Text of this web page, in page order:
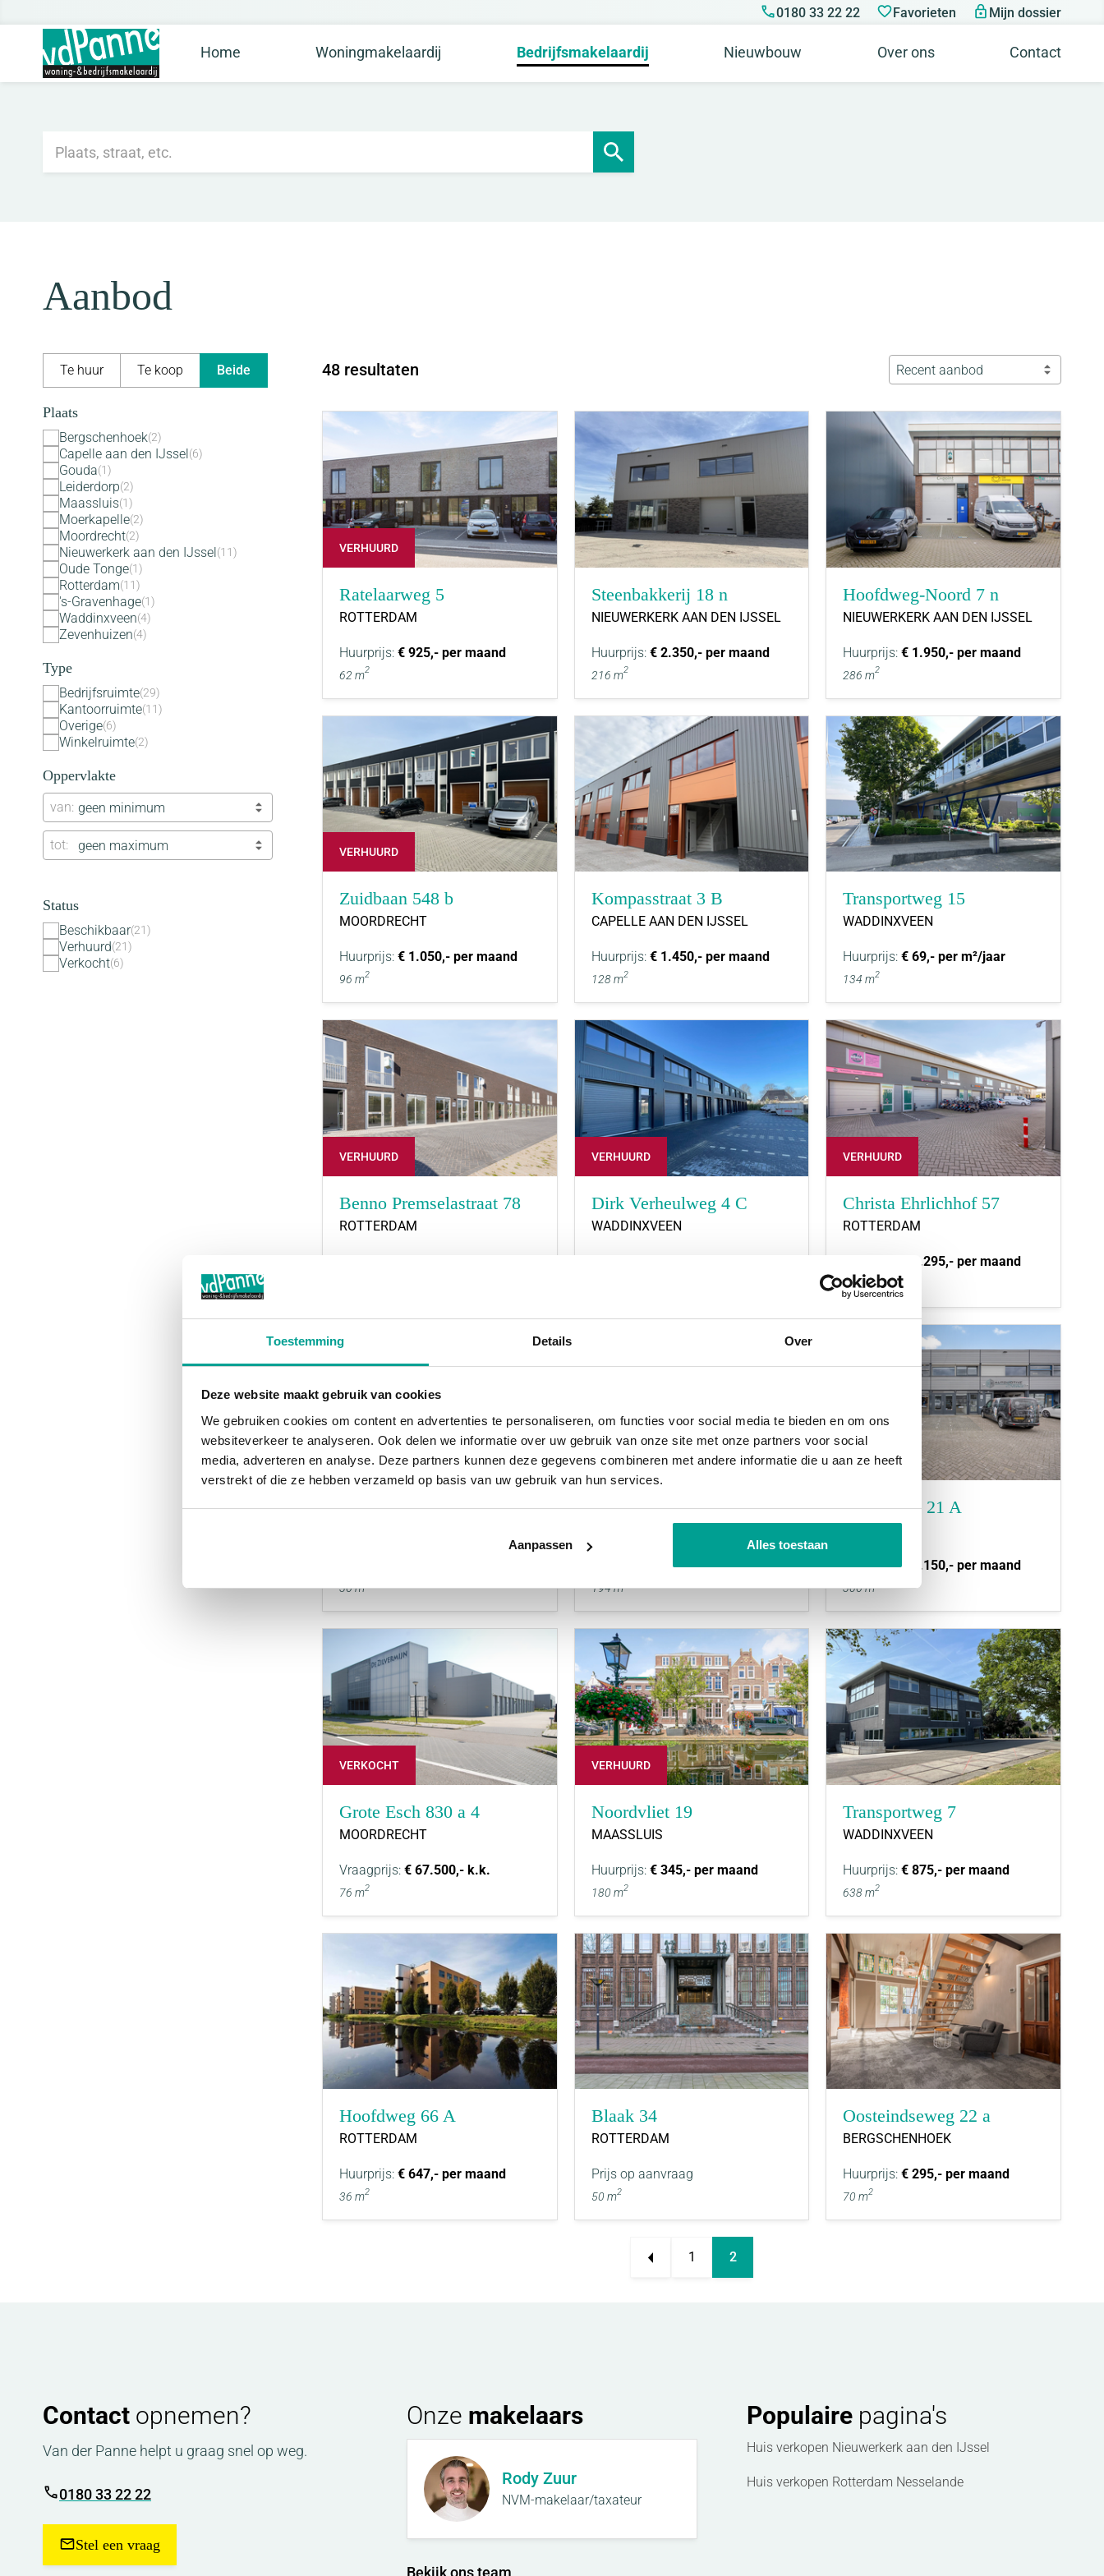
Toestemming Details Over
Deze website maakt gebruik van cookies
We gebruiken cookies om content en advertenties te personaliseren, om functies voor social media te bieden en om ons
websiteverkeer te analyseren. Ook delen we informatie over uw gebruik van onze site met onze partners voor social
media, adverteren en analyse. Deze partners kunnen deze gegevens combineren met andere informatie die u aan ze heeft
verstrekt of die ze hebben verzameld op basis van uw gebruik van hun services.
Aanpassen Alles toestaan
0180 33 22 22 Favorieten Mijn dossier
Home Woningmakelaardij Bedrijfsmakelaardij Nieuwbouw Over ons Contact
Aanbod
Te huur Te koop Beide
Plaats
Bergschenhoek 2
Capelle aan den IJssel 6
Gouda 1
Leiderdorp 2
Maassluis 1
Moerkapelle 2
Moordrecht 2
Nieuwerkerk aan den IJssel 11
Oude Tonge 1
Rotterdam 11
's-Gravenhage 1
Waddinxveen 4
Zevenhuizen 4
Type
Bedrijfsruimte 29
Kantoorruimte 11
Overige 6
Winkelruimte 2
Oppervlakte
van geen minimum
tot geen maximum
Status
Beschikbaar 21
Verhuurd 21
Verkocht 6
48 resultaten Recent aanbod
VERHUURD
Ratelaarweg 5
ROTTERDAM
Huurprijs: € 925,- per maand
62 m2
Steenbakkerij 18 n
NIEUWERKERK AAN DEN IJSSEL
Huurprijs: € 2.350,- per maand
216 m2
Hoofdweg-Noord 7 n
NIEUWERKERK AAN DEN IJSSEL
Huurprijs:€ 1.950,- per maand
286 m2
VERHUURD
Zuidbaan 548 b
MOORDRECHT
Huurprijs: € 1.050,- per maand
96 m2
Kompasstraat 3 B
CAPELLE AAN DEN IJSSEL
Huurprijs: € 1.450,- per maand
128 m2
Transportweg 15
WADDINXVEEN
Huurprijs:€ 69,- per m²/jaar
134 m2
VERHUURD
Benno Premselastraat 78
ROTTERDAM
VERHUURD
Dirk Verheulweg 4 C
WADDINXVEEN
VERHUURD
Christa Ehrlichhof 57
ROTTERDAM
€ 1.295,- per maand
102 m2
VERHUURD
Dorpsstraat 9 b
36 m
VERHUURD
Sextantstraat 63
€ 1.300,- per maand
194 m
VERHUURD
Draadbaan 21 A
Huurprijs:€ 2.150,- per maand
306 m
VERKOCHT
Grote Esch 830 a 4
MOORDRECHT
Vraagprijs: € 67.500,- k.k.
76 m2
VERHUURD
Noordvliet 19
MAASSLUIS
Huurprijs: € 345,- per maand
180 m2
Transportweg 7
WADDINXVEEN
Huurprijs:€ 875,- per maand
638 m2
Hoofdweg 66 A
ROTTERDAM
Huurprijs: € 647,- per maand
36 m2
Blaak 34
ROTTERDAM
Prijs op aanvraag
50 m2
Oosteindseweg 22 a
BERGSCHENHOEK
Huurprijs:€ 295,- per maand
70 m2
1 2
Contact opnemen?
Van der Panne helpt u graag snel op weg.
0180 33 22 22
Stel een vraag
Onze makelaars
Rody Zuur
NVM-makelaar/taxateur
Populairepagina's
Huis verkopen Nieuwerkerk aan den IJssel
Huis verkopen Rotterdam Nesselande